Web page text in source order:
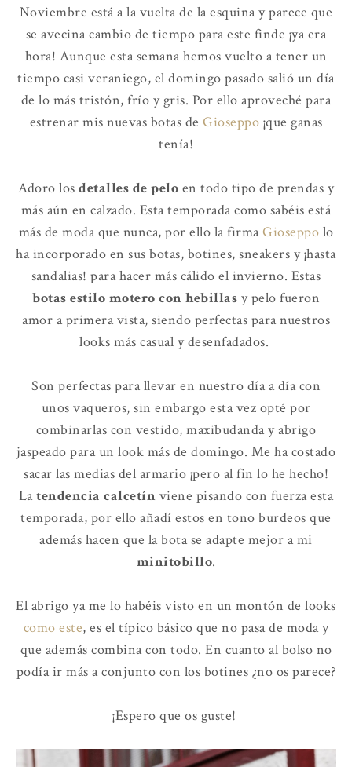
Noviembre está a la vuelta de la esquina y parece que
se avecina cambio de tiempo para este finde ¡ya era
hora! Aunque esta semana hemos vuelto a tener un
tiempo casi veraniego, el domingo pasado salió un día
de lo más tristón, frío y gris. Por ello aproveché para
estrenar mis nuevas botas de Gioseppo ¡que ganas
tenía!
Adoro los detalles de pelo en todo tipo de prendas y
más aún en calzado. Esta temporada como sabéis está
más de moda que nunca, por ello la firmaGioseppo lo
ha incorporado en sus botas, botines, sneakers y ¡hasta
sandalias! para hacer más cálido el invierno. Estas
botas estilo motero con hebillas y pelo fueron
amor a primera vista, siendo perfectas para nuestros
looks más casual y desenfadados.
Son perfectas para llevar en nuestro día a día con
unos vaqueros, sin embargo esta vez opté por
combinarlas con vestido, maxibudanda y abrigo
jaspeado para un look más de domingo. Me ha costado
sacar las medias del armario ¡pero al fin lo he hecho!
Latendencia calcetín viene pisando con fuerza esta
temporada, por ello añadí estos en tono burdeos que
además hacen que la bota se adapte mejor a mi
minitobillo.
El abrigo ya me lo habéis visto en un montón de looks
como este, es el típico básico que no pasa de moda y
que además combina con todo. En cuanto al bolso no
podía ir más a conjunto con los botines ¿no os parece?
¡Espero que os guste!